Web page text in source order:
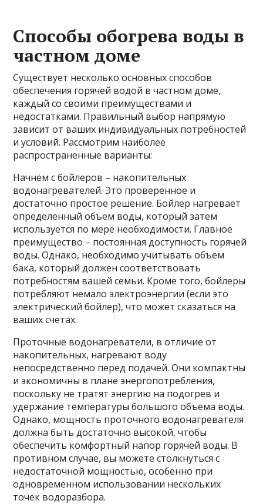
Способы обогрева воды в
частном доме
Существует несколько основных способов
обеспечения горячей водой в частном доме,
каждый со своими преимуществами и
недостатками. Правильный выбор напрямую
зависит от ваших индивидуальных потребностей
и условий. Рассмотрим наиболее
распространенные варианты:
Начнём с бойлеров – накопительных
водонагревателей. Это проверенное и
достаточно простое решение. Бойлер нагревает
определенный объем воды, который затем
используется по мере необходимости. Главное
преимущество – постоянная доступность горячей
воды. Однако, необходимо учитывать объем
бака, который должен соответствовать
потребностям вашей семьи. Кроме того, бойлеры
потребляют немало электроэнергии (если это
электрический бойлер), что может сказаться на
ваших счетах.
Проточные водонагреватели, в отличие от
накопительных, нагревают воду
непосредственно перед подачей. Они компактны
и экономичны в плане энергопотребления,
поскольку не тратят энергию на подогрев и
удержание температуры большого объема воды.
Однако, мощность проточного водонагревателя
должна быть достаточно высокой, чтобы
обеспечить комфортный напор горячей воды. В
противном случае, вы можете столкнуться с
недостаточной мощностью, особенно при
одновременном использовании нескольких
точек водоразбора.